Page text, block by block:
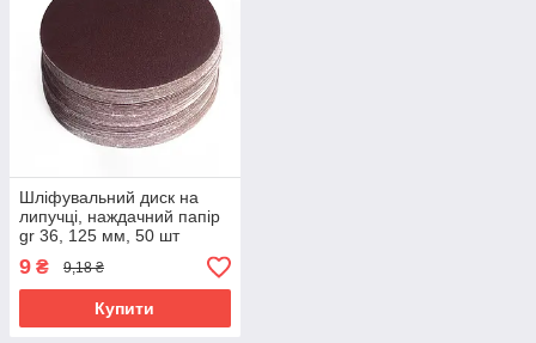
Шліфувальний диск на
липучці, наждачний папір
gr 36, 125 мм, 50 шт
Tagred TA4007
9 ₴ 9,18 ₴
Купити